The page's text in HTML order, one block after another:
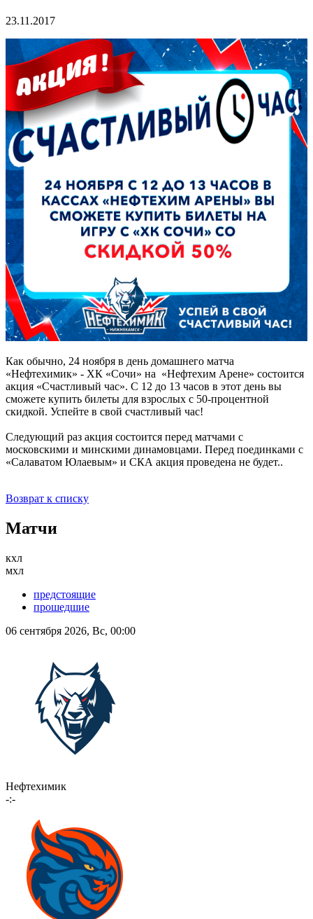
23.11.2017
Как обычно, 24 ноября в день домашнего матча
«Нефтехимик» - ХК «Сочи» на «Нефтехим Арене» состоится
акция «Счастливый час». С 12 до 13 часов в этот день вы
сможете купить билеты для взрослых с 50-процентной
скидкой. Успейте в свой счастливый час!
Следующий раз акция состоится перед матчами с
московскими и минскими динамовцами. Перед поединками с
«Салаватом Юлаевым» и СКА акция проведена не будет..
Возврат к списку
Матчи
кхл
мхл
предстоящие
прошедшие
06 сентября 2026, Вс, 00:00
Нефтехимик
-:-